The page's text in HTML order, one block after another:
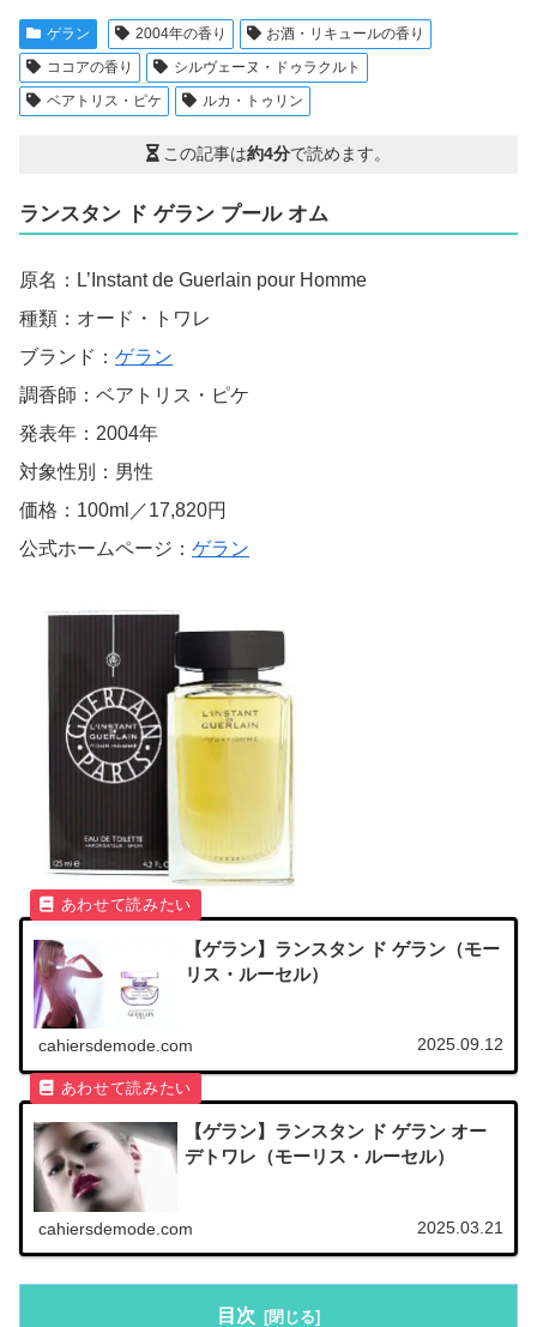
ゲラン 2004年の香り
お酒・リキュールの香り
ココアの香り
シルヴェーヌ・ドゥラクルト
ベアトリス・ピケ
ルカ・トゥリン
この記事は約4分で読めます。
ランスタン ド ゲラン プール オム
原名：L’Instant de Guerlain pour Homme
種類：オード・トワレ
ブランド： ゲラン
調香師：ベアトリス・ピケ
発表年：2004年
対象性別：男性
価格：100ml／17,820円
公式ホームページ： ゲラン
【ゲラン】ランスタン ド ゲラン（モー
リス・ルーセル）
cahiersdemode.com 2025.09.12
【ゲラン】ランスタン ド ゲラン オー
デトワレ（モーリス・ルーセル）
cahiersdemode.com 2025.03.21
目次